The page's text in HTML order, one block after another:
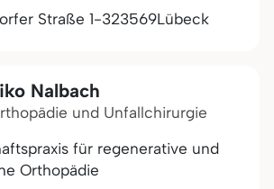
Straße 1-323569Lübeck
Nalbach
und Unfallchirurgie
für regenerative und
Orthopädie